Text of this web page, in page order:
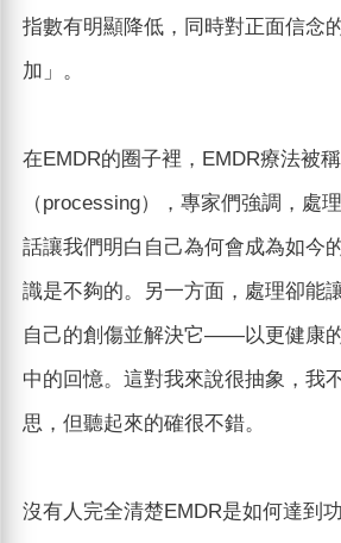
指數有明顯降低，同時對正面信念
加」。
在EMDR的圈子裡，EMDR療法被稱
（processing），專家們強調，處
話讓我們明白自己為何會成為如今
識是不夠的。另一方面，處理卻能
自己的創傷並解決它——以更健康
中的回憶。這對我來說很抽象，我
思，但聽起來的確很不錯。
沒有人完全清楚EMDR是如何達到